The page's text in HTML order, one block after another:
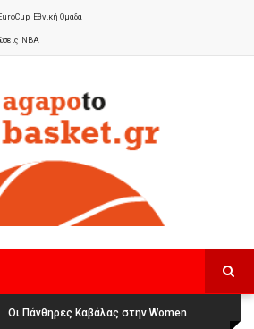
Εθνική Ομάδα
NBA
Οι Πάνθηρες Καβάλας στην Women
Αναχώρησε για τα Γιάννενα η Εθνική